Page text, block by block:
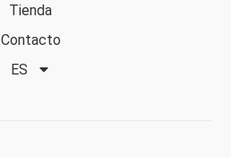
Tienda
Contacto
ES